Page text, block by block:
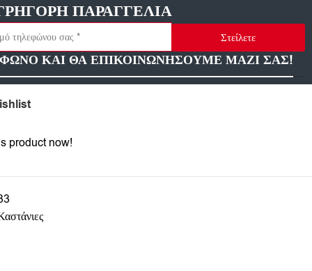
ΠΑΡΑΓΓΕΛΙΑ
Στείλετε
ΚΑΙ ΘΑ ΕΠΙΚΟΙΝΩΝΗΣΟΥΜΕ ΜΑΖΙ ΣΑΣ!
product now!